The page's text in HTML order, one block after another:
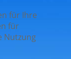
für Ihre
für
Nutzung